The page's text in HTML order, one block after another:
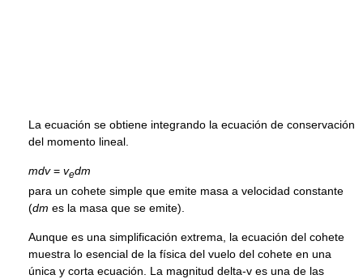
La ecuación se obtiene integrando la ecuación de conservación
del momento lineal.
mdv= vedm
para un cohete simple que emite masa a velocidad constante
(dm es la masa que se emite).
Aunque es una simplificación extrema, la ecuación del cohete
muestra lo esencial de la física del vuelo del cohete en una
única y corta ecuación. La magnitud delta-v es una de las